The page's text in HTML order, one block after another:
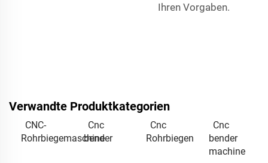
Ihren Vorgaben.
Verwandte Produktkategorien
CNC-
Rohrbiegemaschine
Cnc
bender
Cnc
Rohrbiegen
Cnc
bender
machine